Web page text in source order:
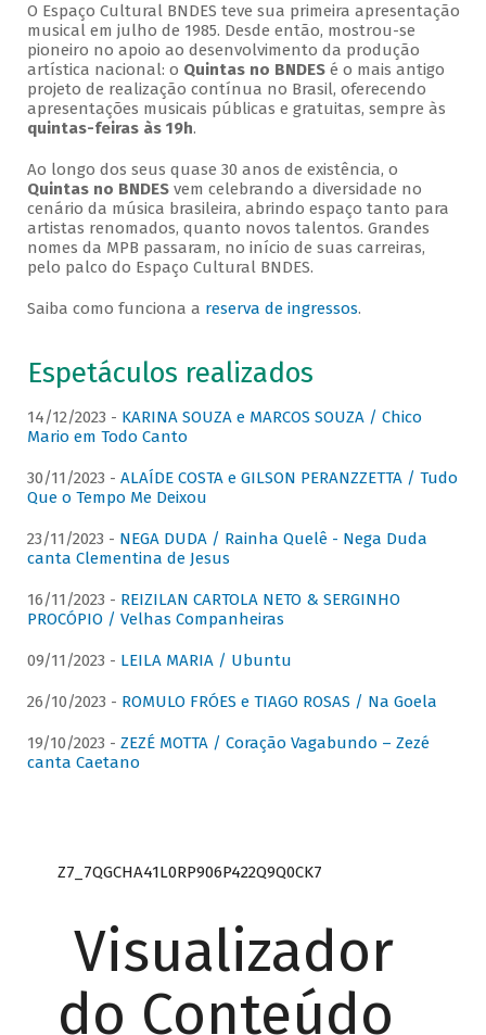
O Espaço Cultural BNDES teve sua primeira apresentação
musical em julho de 1985. Desde então, mostrou-se
pioneiro no apoio ao desenvolvimento da produção
artística nacional: o Quintas no BNDESé o mais antigo
projeto de realização contínua no Brasil, oferecendo
apresentações musicais públicas e gratuitas, sempre às
quintas-feiras às 19h.
Ao longo dos seus quase 30 anos de existência, o
Quintas no BNDESvem celebrando a diversidade no
cenário da música brasileira, abrindo espaço tanto para
artistas renomados, quanto novos talentos. Grandes
nomes da MPB passaram, no início de suas carreiras,
pelo palco do Espaço Cultural BNDES.
Saiba como funciona a reserva de ingressos.
Espetáculos realizados
14/12/2023 - KARINA SOUZA e MARCOS SOUZA / Chico
Mario em Todo Canto
30/11/2023 - ALAÍDE COSTA e GILSON PERANZZETTA / Tudo
Que o Tempo Me Deixou
23/11/2023 - NEGA DUDA / Rainha Quelê - Nega Duda
canta Clementina de Jesus
16/11/2023 - REIZILAN CARTOLA NETO & SERGINHO
PROCÓPIO / Velhas Companheiras
09/11/2023 - LEILA MARIA / Ubuntu
26/10/2023 - ROMULO FRÓES e TIAGO ROSAS / Na Goela
19/10/2023 - ZEZÉ MOTTA / Coração Vagabundo – Zezé
canta Caetano
Z7_7QGCHA41L0RP906P422Q9Q0CK7
Visualizador
do Conteúdo